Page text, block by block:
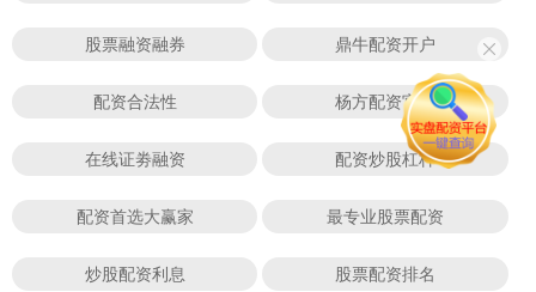
股票融资融券 鼎牛配资开户
配资合法性 杨方配资官网
在线证劵融资 配资炒股杠杆
配资首选大赢家 最专业股票配资
炒股配资利息 股票配资排名